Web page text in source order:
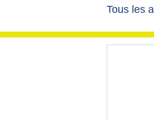
Tous les
Les